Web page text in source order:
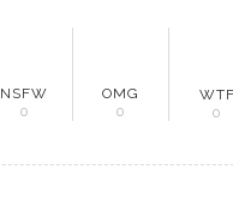
NSFW
0
OMG
0
0